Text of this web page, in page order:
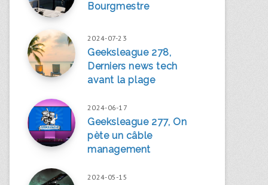
Bourgmestre
2024-07-23
Geeksleague 278,
Derniers news tech
avant la plage
2024-06-17
Geeksleague 277, On
pète un câble
management
2024-05-15